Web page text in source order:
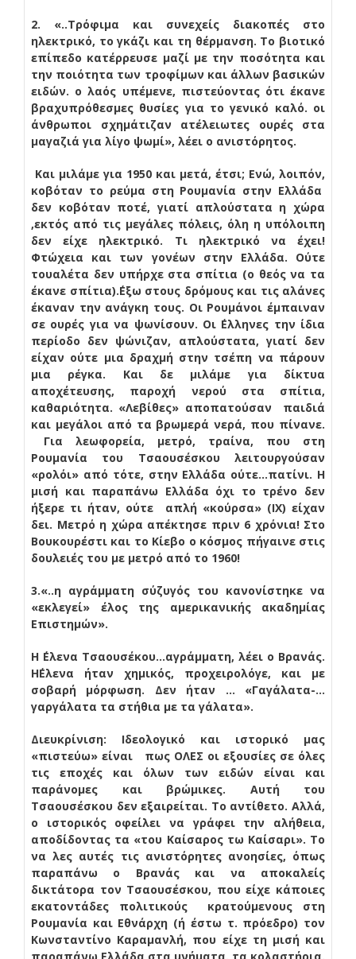
2. «..Τρόφιμα και συνεχείς διακοπές στο
ηλεκτρικό, το γκάζι και τη θέρμανση. Το βιοτικό
επίπεδο κατέρρευσε μαζί με την ποσότητα και
την ποιότητα των τροφίμων και άλλων βασικών
ειδών. ο λαός υπέμενε, πιστεύοντας ότι έκανε
βραχυπρόθεσμες θυσίες για το γενικό καλό. οι
άνθρωποι σχημάτιζαν ατέλειωτες ουρές στα
μαγαζιά για λίγο ψωμί», λέει ο ανιστόρητος.
Και μιλάμε για 1950 και μετά, έτσι; Ενώ, λοιπόν,
κοβόταν το ρεύμα στη Ρουμανία στην Ελλάδα
δεν κοβόταν ποτέ, γιατί απλούστατα η χώρα
,εκτός από τις μεγάλες πόλεις, όλη η υπόλοιπη
δεν είχε ηλεκτρικό. Τι ηλεκτρικό να έχει!
Φτώχεια και των γονέων στην Ελλάδα. Ούτε
τουαλέτα δεν υπήρχε στα σπίτια (ο θεός να τα
έκανε σπίτια).΄Εξω στους δρόμους και τις αλάνες
έκαναν την ανάγκη τους. Οι Ρουμάνοι έμπαιναν
σε ουρές για να ψωνίσουν. Οι ΄Ελληνες την ίδια
περίοδο δεν ψώνιζαν, απλούστατα, γιατί δεν
είχαν ούτε μια δραχμή στην τσέπη να πάρουν
μια ρέγκα. Και δε μιλάμε για δίκτυα
αποχέτευσης, παροχή νερού στα σπίτια,
καθαριότητα. «Λεβίθες» αποπατούσαν παιδιά
και μεγάλοι από τα βρωμερά νερά, που πίνανε.
Για λεωφορεία, μετρό, τραίνα, που στη
Ρουμανία του Τσαουσέσκου λειτουργούσαν
«ρολόι» από τότε, στην Ελλάδα ούτε…πατίνι. Η
μισή και παραπάνω Ελλάδα όχι το τρένο δεν
ήξερε τι ήταν, ούτε απλή «κούρσα» (ΙΧ) είχαν
δει. Μετρό η χώρα απέκτησε πριν 6 χρόνια! Στο
Βουκουρέστι και το Κίεβο ο κόσμος πήγαινε στις
δουλειές του με μετρό από το 1960!
3.«..η αγράμματη σύζυγός του κανονίστηκε να
«εκλεγεί» έλος της αμερικανικής ακαδημίας
Επιστημών».
Η ΄Ελενα Τσαουσέκου…αγράμματη, λέει ο Βρανάς.
Η΄Ελενα ήταν χημικός, προχειρολόγε, και με
σοβαρή μόρφωση. Δεν ήταν … «Γαγάλατα-…
γαργάλατα τα στήθια με τα γάλατα».
Διευκρίνιση: Ιδεολογικό και ιστορικό μας
«πιστεύω» είναι πως ΟΛΕΣ οι εξουσίες σε όλες
τις εποχές και όλων των ειδών είναι και
παράνομες και βρώμικες. Αυτή του
Τσαουσέσκου δεν εξαιρείται. Το αντίθετο. Αλλά,
ο ιστορικός οφείλει να γράφει την αλήθεια,
αποδίδοντας τα «του Καίσαρος τω Καίσαρι». Το
να λες αυτές τις ανιστόρητες ανοησίες, όπως
παραπάνω ο Βρανάς και να αποκαλείς
δικτάτορα τον Τσαουσέσκου, που είχε κάποιες
εκατοντάδες πολιτικούς κρατούμενους στη
Ρουμανία και Εθνάρχη (ή έστω τ. πρόεδρο) τον
Κωνσταντίνο Καραμανλή, που είχε τη μισή και
παραπάνω Ελλάδα στα μνήματα, τα κολαστήρια,